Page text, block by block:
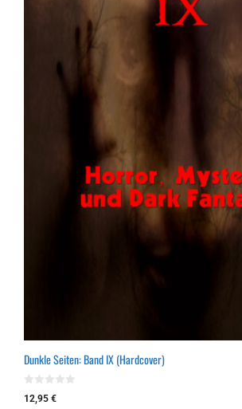
Dunkle Seiten: Band IX (Hardcover)
0
v
12,95 €